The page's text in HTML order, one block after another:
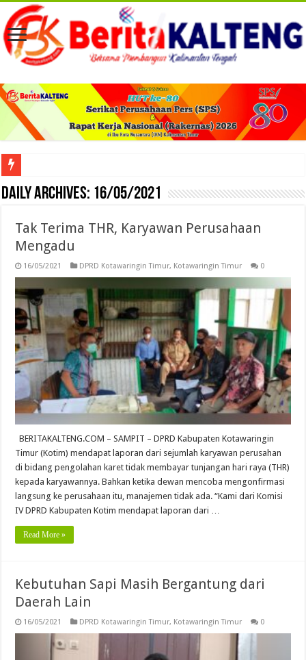
Viral! Selama Dua Bulan Lebih Siltap Serta Tunjangan Pemdes dan BPD di
Daily Archives: 16/05/2021
Tak Terima THR, Karyawan Perusahaan
Mengadu
16/05/2021 DPRD Kotawaringin Timur, Kotawaringin Timur 0
BERITAKALTENG.COM – SAMPIT – DPRD Kabupaten Kotawaringin
Timur (Kotim) mendapat laporan dari sejumlah karyawan perusahan
di bidang pengolahan karet tidak membayar tunjangan hari raya (THR)
kepada karyawannya. Bahkan ketika dewan mencoba mengonfirmasi
langsung ke perusahaan itu, manajemen tidak ada. “Kami dari Komisi
IV DPRD Kabupaten Kotim mendapat laporan dari …
Read More »
Kebutuhan Sapi Masih Bergantung dari
Daerah Lain
16/05/2021 DPRD Kotawaringin Timur, Kotawaringin Timur 0